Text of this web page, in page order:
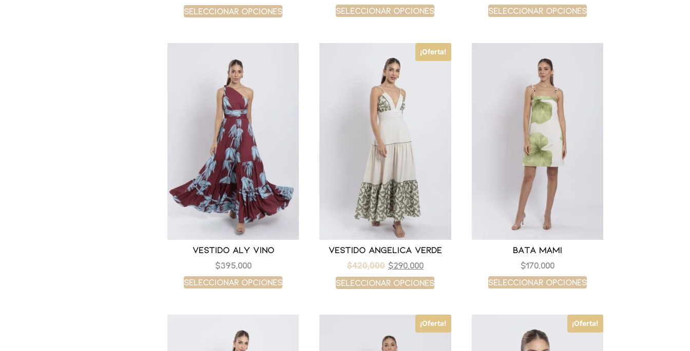
Seleccionar opciones Seleccionar opciones Seleccionar opciones
Vestido aly vino
$395,000
Seleccionar opciones
¡Oferta!
Vestido angelica verde
$420,000 $290,000
Seleccionar opciones
Bata mami
$170,000
Seleccionar opciones
¡Oferta! ¡Oferta!